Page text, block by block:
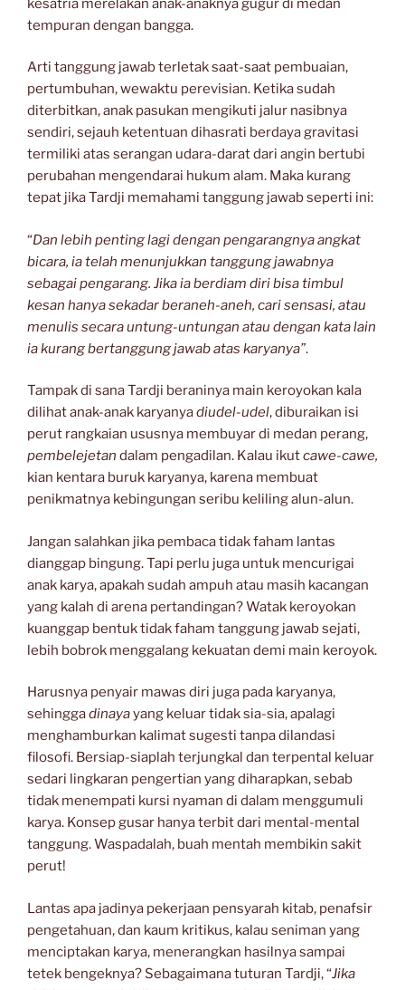
kesatria merelakan anak-anaknya gugur di medan
tempuran dengan bangga.
Arti tanggung jawab terletak saat-saat pembuaian,
pertumbuhan, wewaktu perevisian. Ketika sudah
diterbitkan, anak pasukan mengikuti jalur nasibnya
sendiri, sejauh ketentuan dihasrati berdaya gravitasi
termiliki atas serangan udara-darat dari angin bertubi
perubahan mengendarai hukum alam. Maka kurang
tepat jika Tardji memahami tanggung jawab seperti ini:
“Dan lebih penting lagi dengan pengarangnya angkat
bicara, ia telah menunjukkan tanggung jawabnya
sebagai pengarang. Jika ia berdiam diri bisa timbul
kesan hanya sekadar beraneh-aneh, cari sensasi, atau
menulis secara untung-untungan atau dengan kata lain
ia kurang bertanggung jawab atas karyanya”.
Tampak di sana Tardji beraninya main keroyokan kala
dilihat anak-anak karyanyadiudel-udel, diburaikan isi
perut rangkaian ususnya membuyar di medan perang,
pembelejetan dalam pengadilan. Kalau ikutcawe-cawe,
kian kentara buruk karyanya, karena membuat
penikmatnya kebingungan seribu keliling alun-alun.
Jangan salahkan jika pembaca tidak faham lantas
dianggap bingung. Tapi perlu juga untuk mencurigai
anak karya, apakah sudah ampuh atau masih kacangan
yang kalah di arena pertandingan? Watak keroyokan
kuanggap bentuk tidak faham tanggung jawab sejati,
lebih bobrok menggalang kekuatan demi main keroyok.
Harusnya penyair mawas diri juga pada karyanya,
sehinggadinayayang keluar tidak sia-sia, apalagi
menghamburkan kalimat sugesti tanpa dilandasi
filosofi. Bersiap-siaplah terjungkal dan terpental keluar
sedari lingkaran pengertian yang diharapkan, sebab
tidak menempati kursi nyaman di dalam menggumuli
karya. Konsep gusar hanya terbit dari mental-mental
tanggung. Waspadalah, buah mentah membikin sakit
perut!
Lantas apa jadinya pekerjaan pensyarah kitab, penafsir
pengetahuan, dan kaum kritikus, kalau seniman yang
menciptakan karya, menerangkan hasilnya sampai
tetek bengeknya? Sebagaimana tuturan Tardji, “Jika